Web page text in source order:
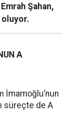
Şahan,
oluyor.
A
İmamoğlu’nun
süreçte de A